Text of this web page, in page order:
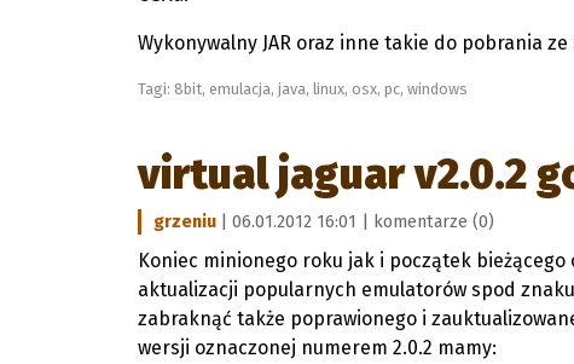
Wykonywalny JAR oraz inne takie do pobrania
Tagi: 8bit, emulacja, java, linux, osx, pc, windows
virtual jaguar v2.0.2
grzeniu | 06.01.2012 16:01 | komentarze (0)
Koniec minionego roku jak i początek bieżącego
aktualizacji popularnych emulatorów spod
zabraknąć także poprawionego i
wersji oznaczonej numerem 2.0.2 mamy: